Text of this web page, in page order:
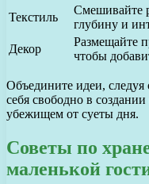
Текстиль
Смешивайте
глубину и
Декор
Размещайте
чтобы
Объедините идеи,
себя свободно в
убежищем от суеты дня.
Советы по
маленькой